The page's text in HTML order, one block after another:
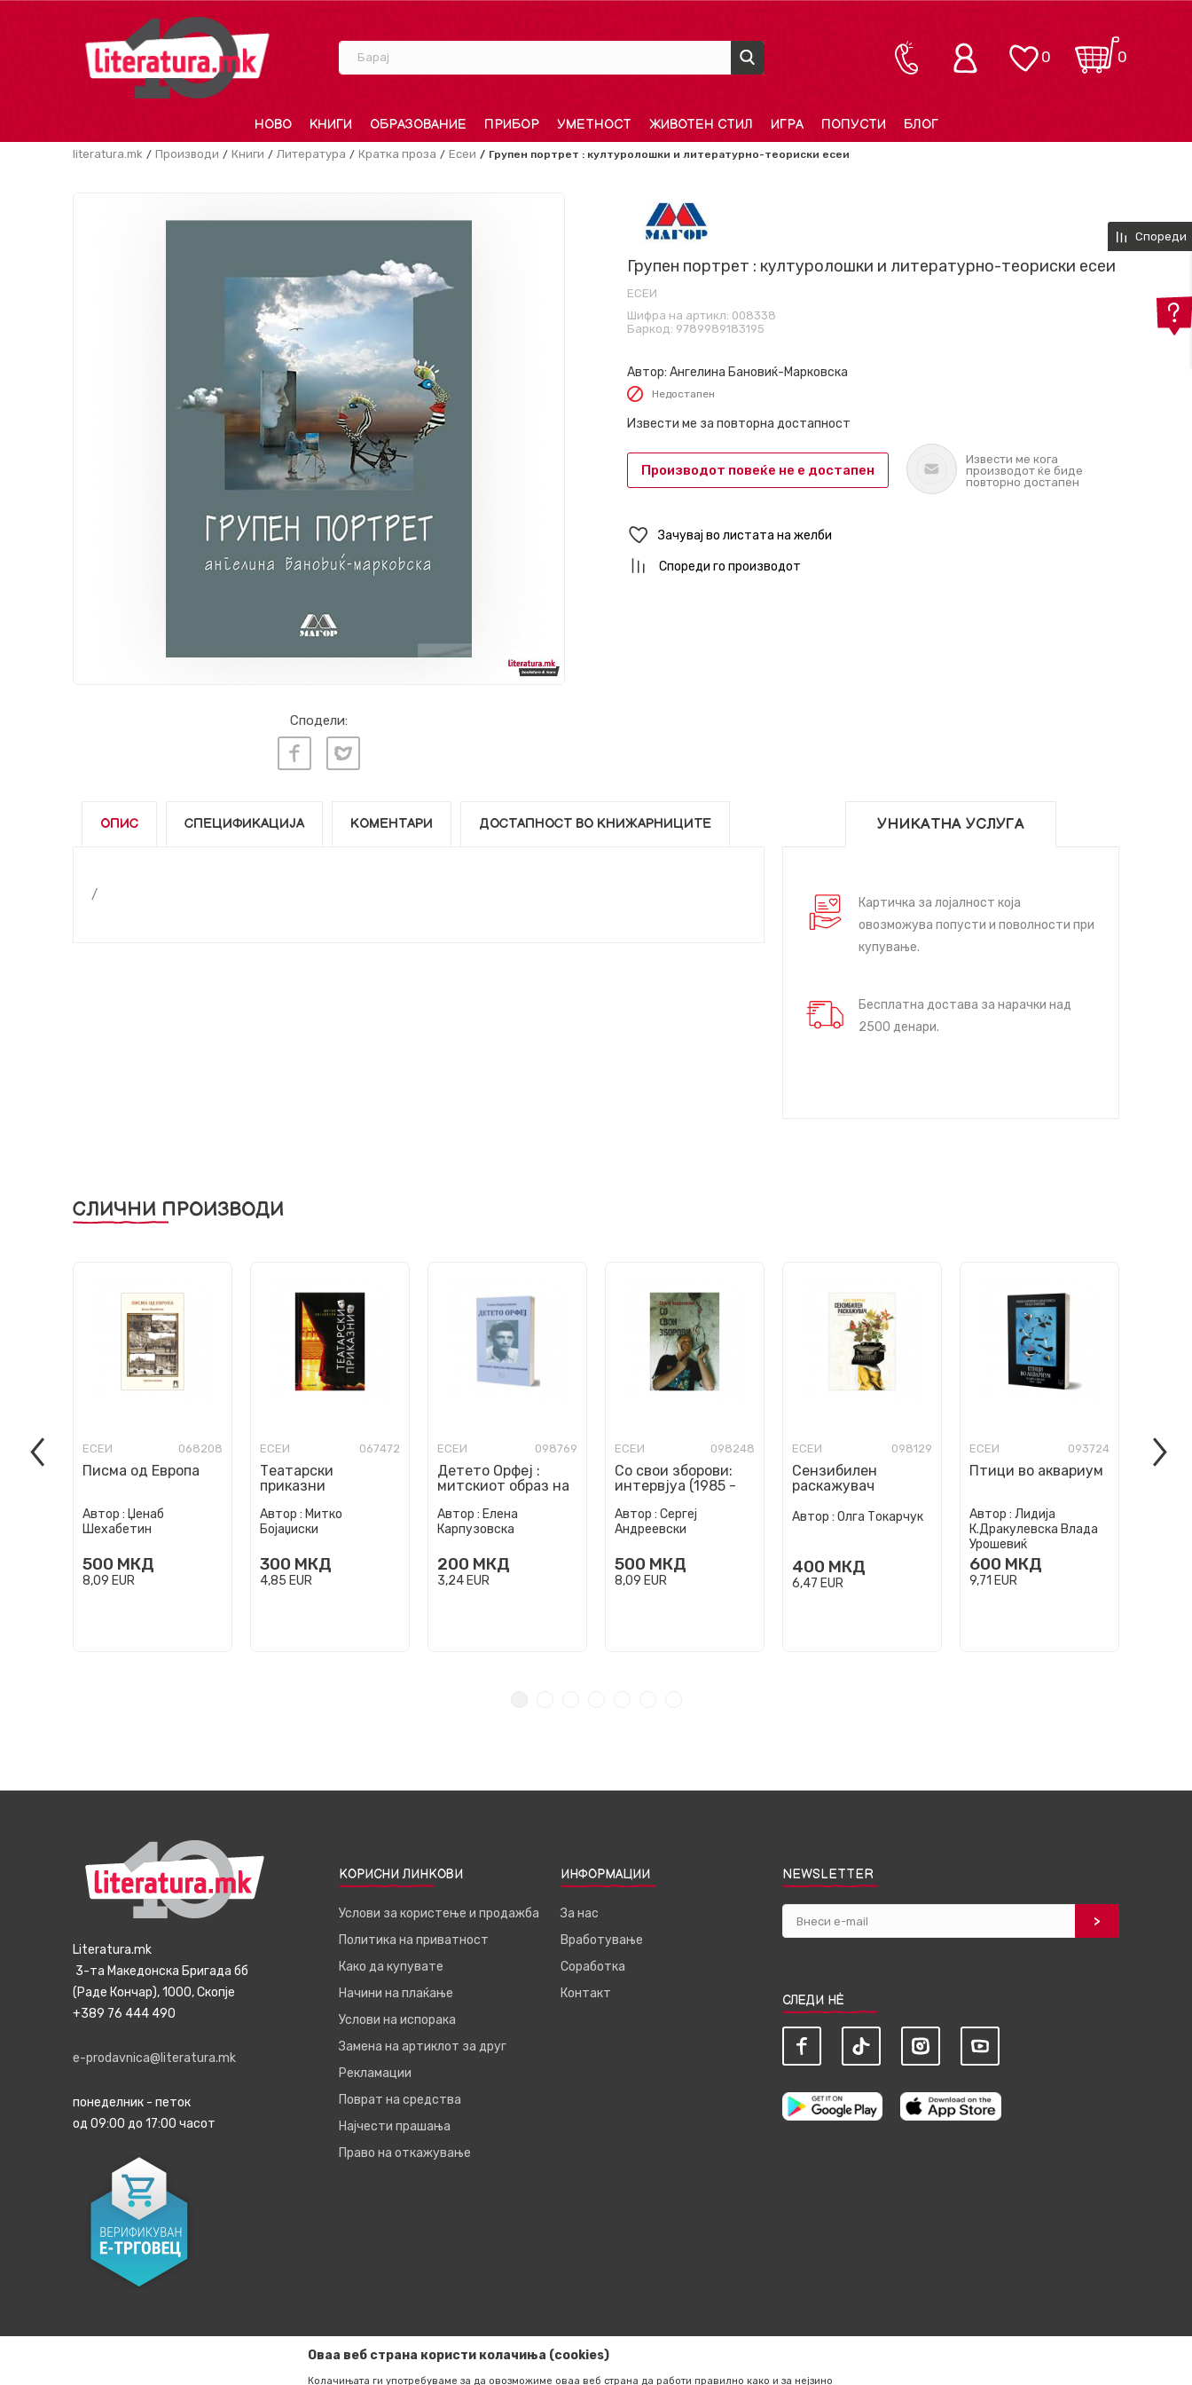
Барај 0
0
НОВО КНИГИ ОБРАЗОВАНИЕ ПРИБОР УМЕТНОСТ ЖИВОТЕН СТИЛ ИГРА ПОПУСТИ БЛОГ
literatura.mk Производи Книги Литература Кратка проза Есеи Групен портрет : културолошки и литературно-теориски есеи
Сподели:
Групен портрет : културолошки и литературно-теориски есеи
ЕСЕИ
Шифра на артикл: 008338
Баркод: 9789989183195
Автор: Ангелина Бановиќ-Марковска
Недостапен
Извести ме за повторна достапност
Производот повеќе не е достапен
Извести ме кога
производот ќе биде
повторно достапен
Зачувај во листата на желби
Спореди го производот
ОПИС СПЕЦИФИКАЦИЈА КОМЕНТАРИ ДОСТАПНОСТ ВО КНИЖАРНИЦИТЕ
/
УНИКАТНА УСЛУГА
Картичка за лојалност која
овозможува попусти и поволности при
купување.
Бесплатна достава за нарачки над
2500 денари.
СЛИЧНИ ПРОИЗВОДИ
ЕСЕИ 068208
Писма од Европа
Автор : Џенаб
Шехабетин
500 МКД
8,09 EUR
ЕСЕИ 067472
Театарски
приказни
Автор : Митко
Бојаџиски
300 МКД
4,85 EUR
ЕСЕИ 098769
Детето Орфеј :
митскиот образ на
Автор : Елена
Карпузовска
200 МКД
3,24 EUR
ЕСЕИ 098248
Со свои зборови:
интервјуа (1985 -
Автор : Сергеј
Андреевски
500 МКД
8,09 EUR
ЕСЕИ 098129
Сензибилен
раскажувач
Автор : Олга Токарчук
400 МКД
6,47 EUR
ЕСЕИ 093724
Птици во аквариум
Автор : Лидија
К.Дракулевска Влада
Урошевиќ
600 МКД
9,71 EUR
ЕСЕИ
Спореди
Literatura.mk
3-та Македонска Бригада бб
(Раде Кончар), 1000, Скопје
+389 76 444 490
e-prodavnica@literatura.mk
понеделник - петок
од 09:00 до 17:00 часот
КОРИСНИ ЛИНКОВИ
Услови за користење и продажба
Политика на приватност
Како да купувате
Начини на плаќање
Услови на испорака
Замена на артиклот за друг
Рекламации
Поврат на средства
Најчести прашања
Право на откажување
ИНФОРМАЦИИ
За нас
Вработување
Соработка
Контакт
NEWSLETTER
СЛЕДИ НЀ
Оваа веб страна користи колачиња (cookies)
Колачињата ги употребуваме за да овозможиме оваа веб страна да работи правилно како и за нејзино